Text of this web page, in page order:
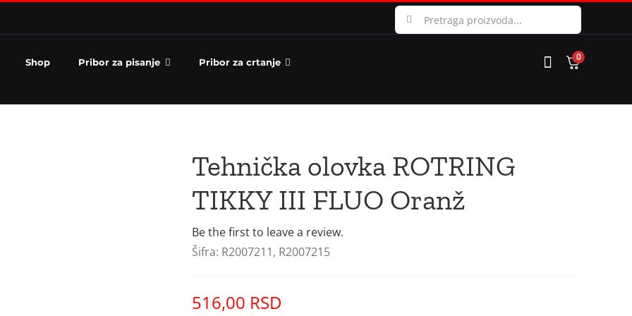
Search
for:
Shop Pribor za pisanje Pribor za crtanje 0
Tehnička olovka ROTRING
TIKKY III FLUO Oranž
Be the first to leave a review.
Šifra: R2007211, R2007215
516,00 RSD